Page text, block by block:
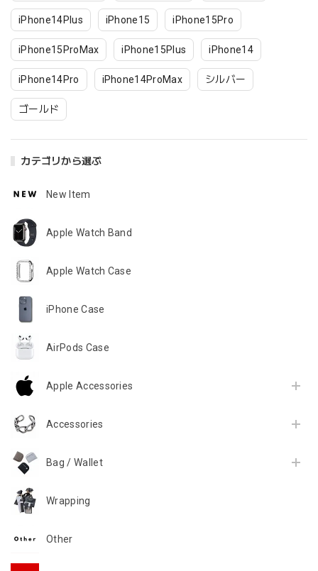
iPhone14Plus iPhone15 iPhone15Pro
iPhone15ProMax iPhone15Plus iPhone14
iPhone14Pro iPhone14ProMax シルバー
ゴールド
カテゴリから選ぶ
New Item
Apple Watch Band
Apple Watch Case
iPhone Case
AirPods Case
Apple Accessories
Accessories
Bag / Wallet
Wrapping
Other